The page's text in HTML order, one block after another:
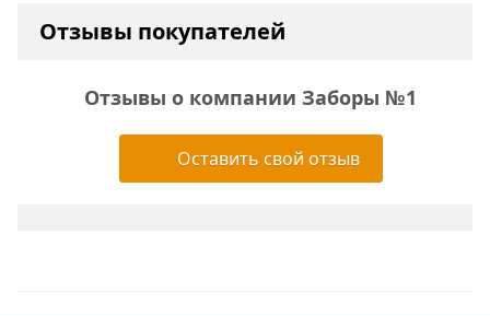
Отзывы покупателей
Отзывы о компании Заборы №1
Оставить свой отзыв